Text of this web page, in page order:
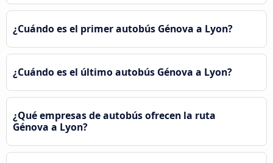
¿Cuándo es el primer autobús Génova a Lyon?
¿Cuándo es el último autobús Génova a Lyon?
¿Qué empresas de autobús ofrecen la ruta
Génova a Lyon?